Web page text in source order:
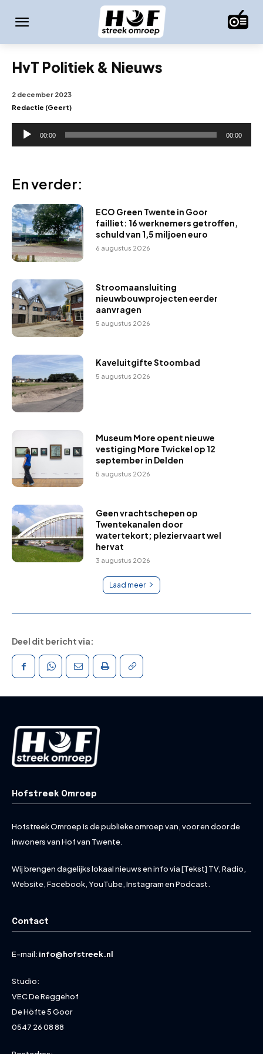
HvT Politiek & Nieuws
2 december 2023
Redactie (Geert)
u
o
s
p
e
l
r
00:00 00:00
En verder:
ECO Green Twente in Goor
failliet: 16 werknemers getroffen,
schuld van 1,5 miljoen euro
6 augustus 2026
Stroomaansluiting
nieuwbouwprojecten eerder
aanvragen
5 augustus 2026
Kaveluitgifte Stoombad
5 augustus 2026
Museum More opent nieuwe
vestiging More Twickel op 12
september in Delden
5 augustus 2026
Geen vrachtschepen op
Twentekanalen door
watertekort; pleziervaart wel
hervat
3 augustus 2026
Laad meer
Deel dit bericht via:
Hofstreek Omroep
Hofstreek Omroep is de publieke omroep van, voor en door de
inwoners van Hof van Twente.
Wij brengen dagelijks lokaal nieuws en info via [Tekst] TV, Radio,
Website, Facebook, YouTube, Instagram en Podcast.
Contact
E-mail: info@hofstreek.nl
Studio:
VEC De Reggehof
De Höfte 5 Goor
0547 26 08 88